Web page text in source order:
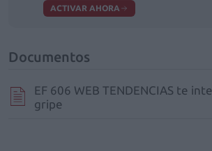
ACTIVAR AHORA
Documentos
EF 606 WEB TENDENCIAS te
gripe